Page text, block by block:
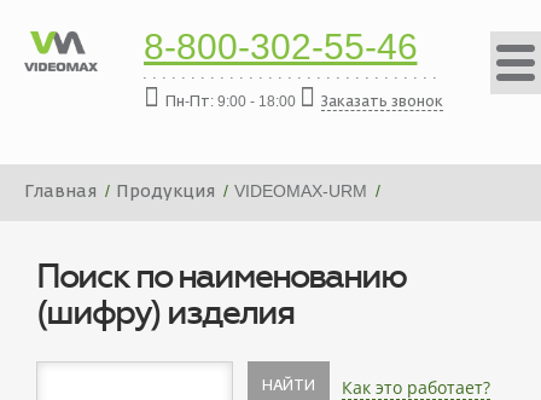
8-800-302-55-46
Пн-Пт: 9:00 - 18:00 Заказать звонок
Главная Продукция
VIDEOMAX-URM
Поиск по наименованию
(шифру) изделия
НАЙТИ Как это работает?